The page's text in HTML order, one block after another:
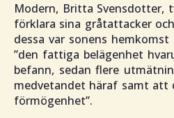
Modern, Britta Svensdotter,
förklara sina gråtattacker
dessa var sonens
”den fattiga belägenhet
befann, sedan flere
medvetandet häraf samt
förmögenhet”.